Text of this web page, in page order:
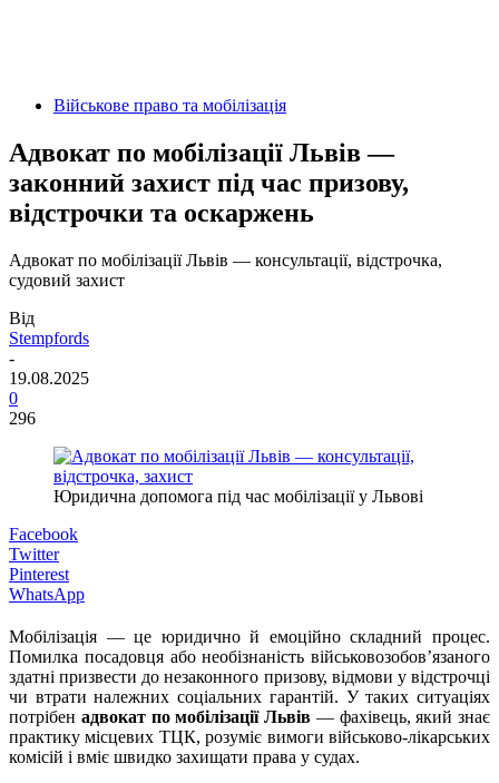
Військове право та мобілізація
Адвокат по мобілізації Львів —
законний захист під час призову,
відстрочки та оскаржень
Адвокат по мобілізації Львів — консультації, відстрочка,
судовий захист
Від
Stempfords
-
19.08.2025
0
296
Юридична допомога під час мобілізації у Львові
Facebook
Twitter
Pinterest
WhatsApp
Мобілізація — це юридично й емоційно складний процес.
Помилка посадовця або необізнаність військовозобов’язаного
здатні призвести до незаконного призову, відмови у відстрочці
чи втрати належних соціальних гарантій. У таких ситуаціях
потрібен адвокат по мобілізації Львів — фахівець, який знає
практику місцевих ТЦК, розуміє вимоги військово-лікарських
комісій і вміє швидко захищати права у судах.